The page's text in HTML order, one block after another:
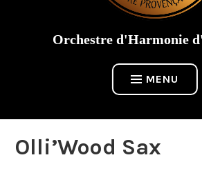
Orchestre d'Harmonie
MENU
Olli’Wood Sax